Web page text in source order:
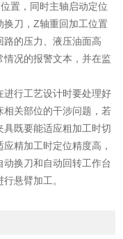
置，同时主轴启动定位
刀，Z轴重回加工位置
路的压力、液压油面高
情况的报警文本，并在监
行工艺设计时要处理好
相关部位的干涉问题，若
既要能适应粗加工时切
精加工时定位精度高，
换刀和自动回转工作台
行悬臂加工。